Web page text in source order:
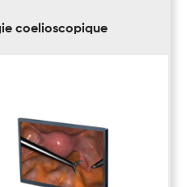
coelioscopique